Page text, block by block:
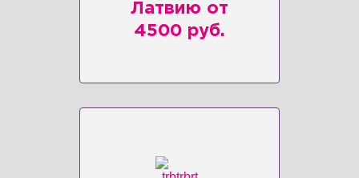
Латвию от
4500 руб.